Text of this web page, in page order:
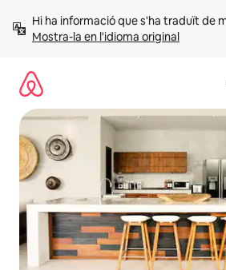
Mostra-la en l'idioma original